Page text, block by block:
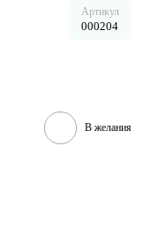
Артикул
000204
В желания